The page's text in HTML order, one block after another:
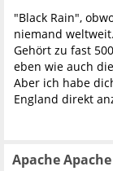
"Black Rain",
niemand weltweit.
Gehört zu fast
eben wie auch
Aber ich habe
England direkt
Apache Apache